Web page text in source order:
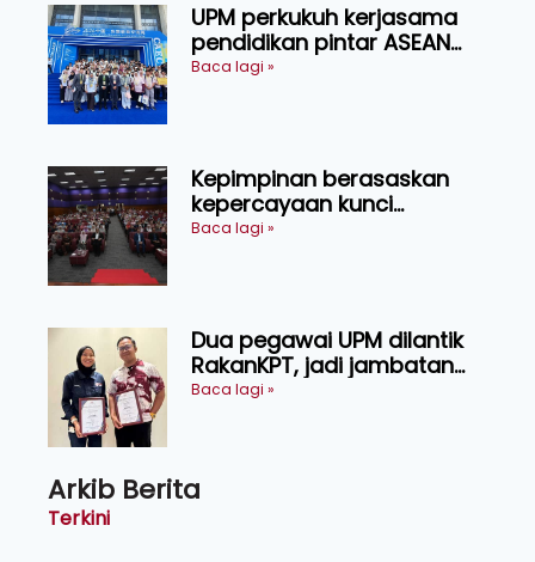
UPM perkukuh kerjasama
pendidikan pintar ASEAN
menerusi lawatan rasmi ke
Baca lagi »
Kepimpinan berasaskan
kepercayaan kunci
kecemerlangan institusi -
Baca lagi »
Dua pegawai UPM dilantik
RakanKPT, jadi jambatan
maklumat ke akar umbi
Baca lagi »
Arkib Berita
Terkini